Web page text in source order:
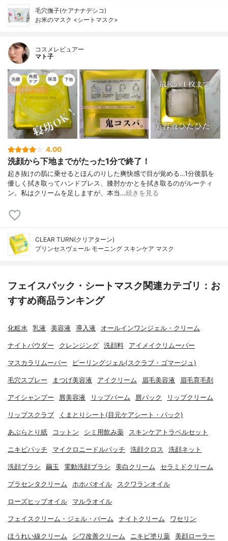
毛穴撫子(ケアナナデシコ)
お米のマスク <シートマスク>
コスメレビュアー
マト子
4.00
洗顔から下地までがたった1分で終了！
起き抜けの肌に乗せるとほんのりした爽快感で目が覚める…1分後肌を
優しく拭き取ってハンドプレス、膝肘かかとを拭き取るのがルーティ
ン。私はクリームを足しますが、本当…続きを見る
CLEAR TURN(クリアターン)
プリンセスヴェール モーニング スキンケア マスク
フェイスパック・シートマスク関連カテゴリ：お
すすめ商品ランキング
化粧水 乳液 美容液 導入液 オールインワンジェル・クリーム
ナイトパウダー クレンジング 洗顔料 アイメイクリムーバー
マスカラリムーバー ピーリングジェル(スクラブ・ゴマージュ)
毛穴スプレー まつげ美容液 アイクリーム 眉毛美容液 眉毛育毛剤
アイシャンプー 唇美容液 リップバーム 唇パック リップクリーム
リップスクラブ くまとりシート(目元ケアシート・パック)
あぶらとり紙 コットン シミ用飲み薬 スキンケアトラベルセット
ニキビパッチ マイクロニードルパッチ 洗顔クロス 洗顔ネット
洗顔ブラシ 繭玉 電動洗顔ブラシ 美白クリーム セラミドクリーム
プラセンタクリーム ホホバオイル スクワランオイル
ローズヒップオイル マルラオイル
フェイスクリーム・ジェル・バーム ナイトクリーム ワセリン
ほうれい線クリーム シワ改善クリーム ニキビ塗り薬 美顔ローラー